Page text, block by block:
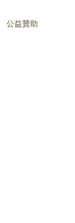
公益贊助